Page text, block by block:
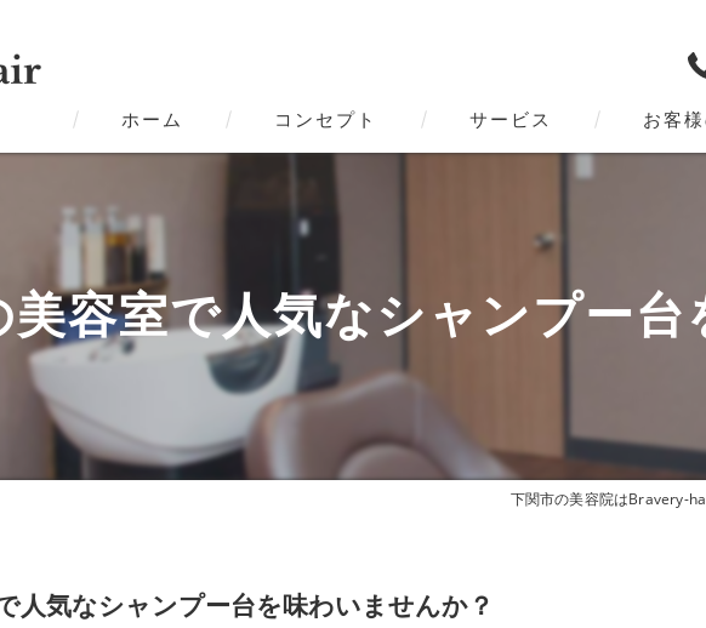
ホーム コンセプト
下関市の美容院･Bravery-hairの評判
下関市の美容院･Bravery-hairのお客様の声
サービス お客
美容室で人気なシャンプー
下関市の美容院はBravery-
人気なシャンプー台を味わいませんか？